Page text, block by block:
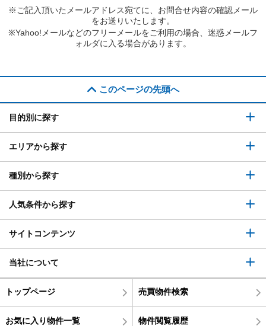
※ご記入頂いたメールアドレス宛てに、お問合せ内容の確認メール
をお送りいたします。
※Yahoo!メールなどのフリーメールをご利用の場合、迷惑メールフ
ォルダに入る場合があります。
このページの先頭へ
目的別に探す
エリアから探す
種別から探す
人気条件から探す
サイトコンテンツ
当社について
トップページ 売買物件検索
お気に入り物件一覧 物件閲覧履歴